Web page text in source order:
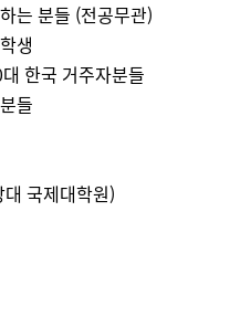
는 분들 (전공무관)
생
한국 거주자분들
들
국제대학원)